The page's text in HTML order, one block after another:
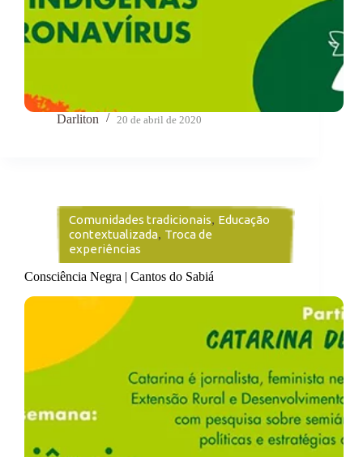
Darliton 20 de abril de 2020
Comunidades tradicionais, Educação
contextualizada, Troca de
experiências
Consciência Negra | Cantos do Sabiá